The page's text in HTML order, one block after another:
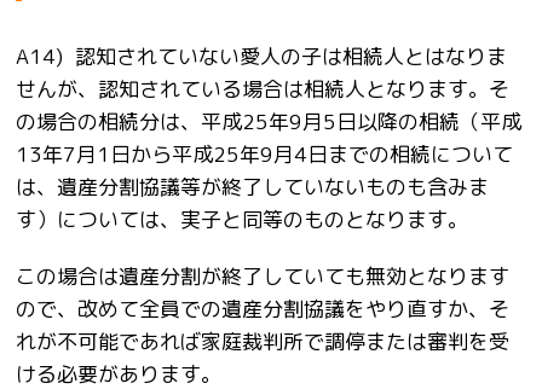
A14) 認知されていない愛人の子は相続人とはなりま
せんが、認知されている場合は相続人となります。そ
の場合の相続分は、平成25年9月5日以降の相続（平成
13年7月1 日から平成25年9月4日までの相続について
は、遺産分割協議等が終了していないものも含みま
す）については、実子と同等のものとなります。
この場合は遺産分割が終了していても無効となります
ので、改めて全員での遺産分割協議をやり直すか、そ
れが不可能であれば家庭裁判所で調停または審判を受
ける必要があります。